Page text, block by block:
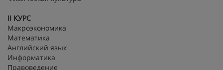
II КУРС
Макроэкономика
Математика
Английский язык
Информатика
Правоведение